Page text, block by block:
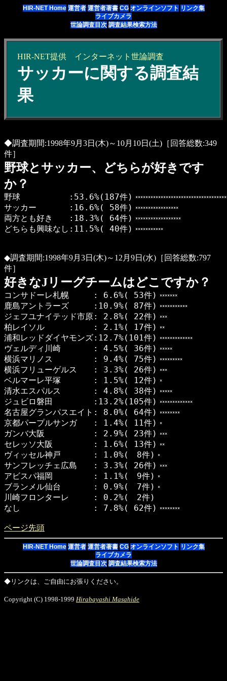
HIR-NET Home 運営者 運営者著書 CG オンラインソフト リンク集
ライブカメラ
世論調査目次 調査結果検索方法
HIR-NET提供 インターネット 世論調査
サッカーに関する調査結
果
◆調査期間:1998年9月3日(木)～10月10日(土)［回答総数:349
件］
野球とサッカー、どちらが好きです
か？
野球 :53.6%(187件)
サッカー :16.6%( 58件) *****************
両方とも好き :18.3%( 64件) ******************
どちらも興味なし:11.5%( 40件) ***********
◆調査期間:1998年9月3日(木)～12月9日(水)［回答総数:797
件］
好きなJリーグチームはどこですか？
コンサドーレ札幌 : 6.6%( 53件) *******
鹿島アントラーズ :10.9%( 87件) ***********
ジェフユナイテッド市原: 2.8%( 22件) ***
柏レイソル : 2.1%( 17件) **
浦和レッドダイヤモンズ:12.7%(101件) *************
ヴェルディ川崎 : 4.5%( 36件) *****
横浜マリノス : 9.4%( 75件) *********
横浜フリューゲルス : 3.3%( 26件) ***
ベルマーレ平塚 : 1.5%( 12件) *
清水エスパルス : 4.8%( 38件) *****
ジュビロ磐田 :13.2%(105件) *************
名古屋グランパスエイト: 8.0%( 64件) ********
京都パープルサンガ : 1.4%( 11件) *
ガンバ大阪 : 2.9%( 23件) ***
セレッソ大阪 : 1.6%( 13件) **
ヴィッセル神戸 : 1.0%( 8件) *
サンフレッチェ広島 : 3.3%( 26件) ***
アビスパ福岡 : 1.1%( 9件) *
ブランメル仙台 : 0.9%( 7件) *
川崎フロンターレ : 0.2%( 2件)
なし : 7.8%( 62件)
********
ページ先頭
HIR-NET Home 運営者 運営者著書 CG オンラインソフト リンク集
ライブカメラ
世論調査目次 調査結果検索方法
◆リンクは、ご自由にお張りください。
Copyright (C) 1998-1999 Hirabayashi Masahide